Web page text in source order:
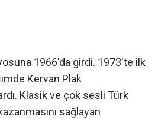
1966'da girdi. 1973'te ilk
Kervan Plak
Klasik ve çok sesli Türk
sağlayan